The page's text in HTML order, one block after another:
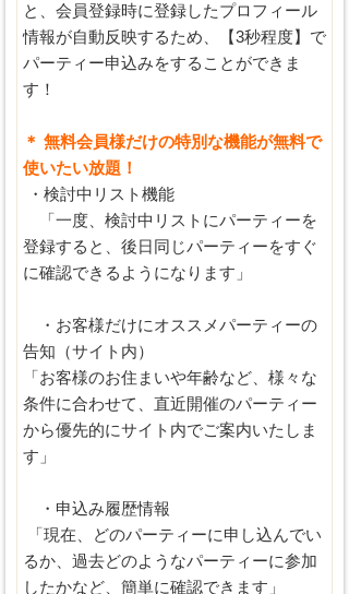
と、会員登録時に登録したプロフィール
情報が自動反映するため、【3秒程度】で
パーティー申込みをすることができま
す！
＊ 無料会員様だけの特別な機能が無料で
使いたい放題！
・検討中リスト機能
「一度、検討中リストにパーティーを
登録すると、後日同じパーティーをすぐ
に確認できるようになります」
・お客様だけにオススメパーティーの
告知（サイト内）
「お客様のお住まいや年齢など、様々な
条件に合わせて、直近開催のパーティー
から優先的にサイト内でご案内いたしま
す」
・申込み履歴情報
「現在、どのパーティーに申し込んでい
るか、過去どのようなパーティーに参加
したかなど、簡単に確認できます」